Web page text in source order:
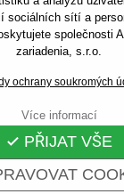
sociálních sítí a
společnosti
zariadenia, s.r.o.
ochrany soukromých
 PŘIJAT VŠE
Více informací